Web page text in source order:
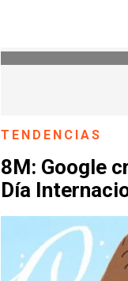
TENDENCIAS
8M: Google
Día